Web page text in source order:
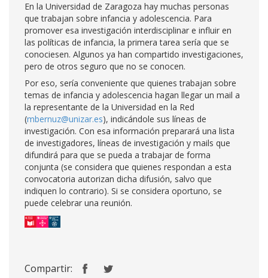
En la Universidad de Zaragoza hay muchas personas
que trabajan sobre infancia y adolescencia. Para
promover esa investigación interdisciplinar e influir en
las políticas de infancia, la primera tarea sería que se
conociesen. Algunos ya han compartido investigaciones,
pero de otros seguro que no se conocen.
Por eso, sería conveniente que quienes trabajan sobre
temas de infancia y adolescencia hagan llegar un mail a
la representante de la Universidad en la Red
(mbernuz@unizar.es), indicándole sus líneas de
investigación. Con esa información preparará una lista
de investigadores, líneas de investigación y mails que
difundirá para que se pueda a trabajar de forma
conjunta (se considera que quienes respondan a esta
convocatoria autorizan dicha difusión, salvo que
indiquen lo contrario). Si se considera oportuno, se
puede celebrar una reunión.
Compartir: